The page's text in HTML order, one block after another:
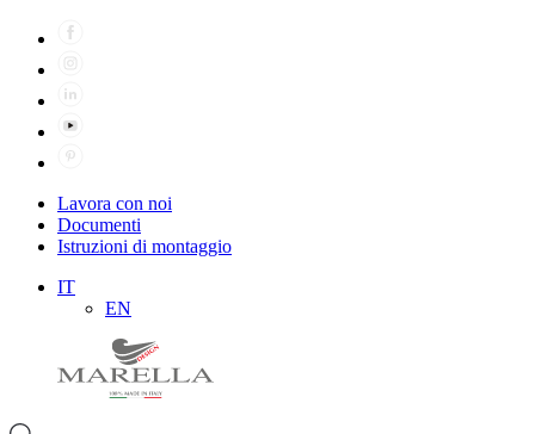
Lavora con noi
Documenti
Istruzioni di montaggio
IT
EN